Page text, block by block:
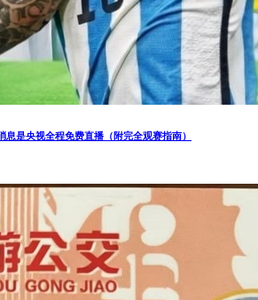
是央视全程免费直播（附完全观赛指南）